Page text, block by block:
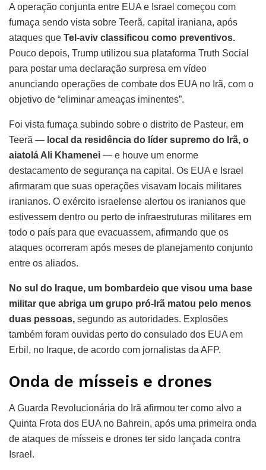
A operação conjunta entre EUA e Israel começou com
fumaça sendo vista sobre Teerã, capital iraniana, após
ataques que Tel-aviv classificou como preventivos.
Pouco depois, Trump utilizou sua plataforma Truth Social
para postar uma declaração surpresa em vídeo
anunciando operações de combate dos EUA no Irã, com o
objetivo de “eliminar ameaças iminentes”.
Foi vista fumaça subindo sobre o distrito de Pasteur, em
Teerã — local da residência do líder supremo do Irã, o
aiatolá Ali Khamenei — e houve um enorme
destacamento de segurança na capital. Os EUA e Israel
afirmaram que suas operações visavam locais militares
iranianos. O exército israelense alertou os iranianos que
estivessem dentro ou perto de infraestruturas militares em
todo o país para que evacuassem, afirmando que os
ataques ocorreram após meses de planejamento conjunto
entre os aliados.
No sul do Iraque, um bombardeio que visou uma base
militar que abriga um grupo pró-Irã matou pelo menos
duas pessoas, segundo as autoridades. Explosões
também foram ouvidas perto do consulado dos EUA em
Erbil, no Iraque, de acordo com jornalistas da AFP.
Onda de mísseis e drones
A Guarda Revolucionária do Irã afirmou ter como alvo a
Quinta Frota dos EUA no Bahrein, após uma primeira onda
de ataques de mísseis e drones ter sido lançada contra
Israel.